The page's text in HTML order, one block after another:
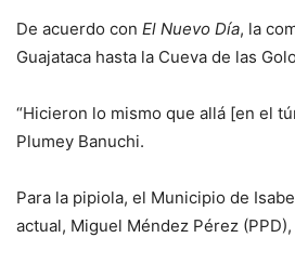
De acuerdo con El Nuevo Día, la
Guajataca hasta la Cueva de las
“Hicieron lo mismo que allá [en el
Plumey Banuchi.
Para la pipiola, el Municipio de
actual, Miguel Méndez Pérez